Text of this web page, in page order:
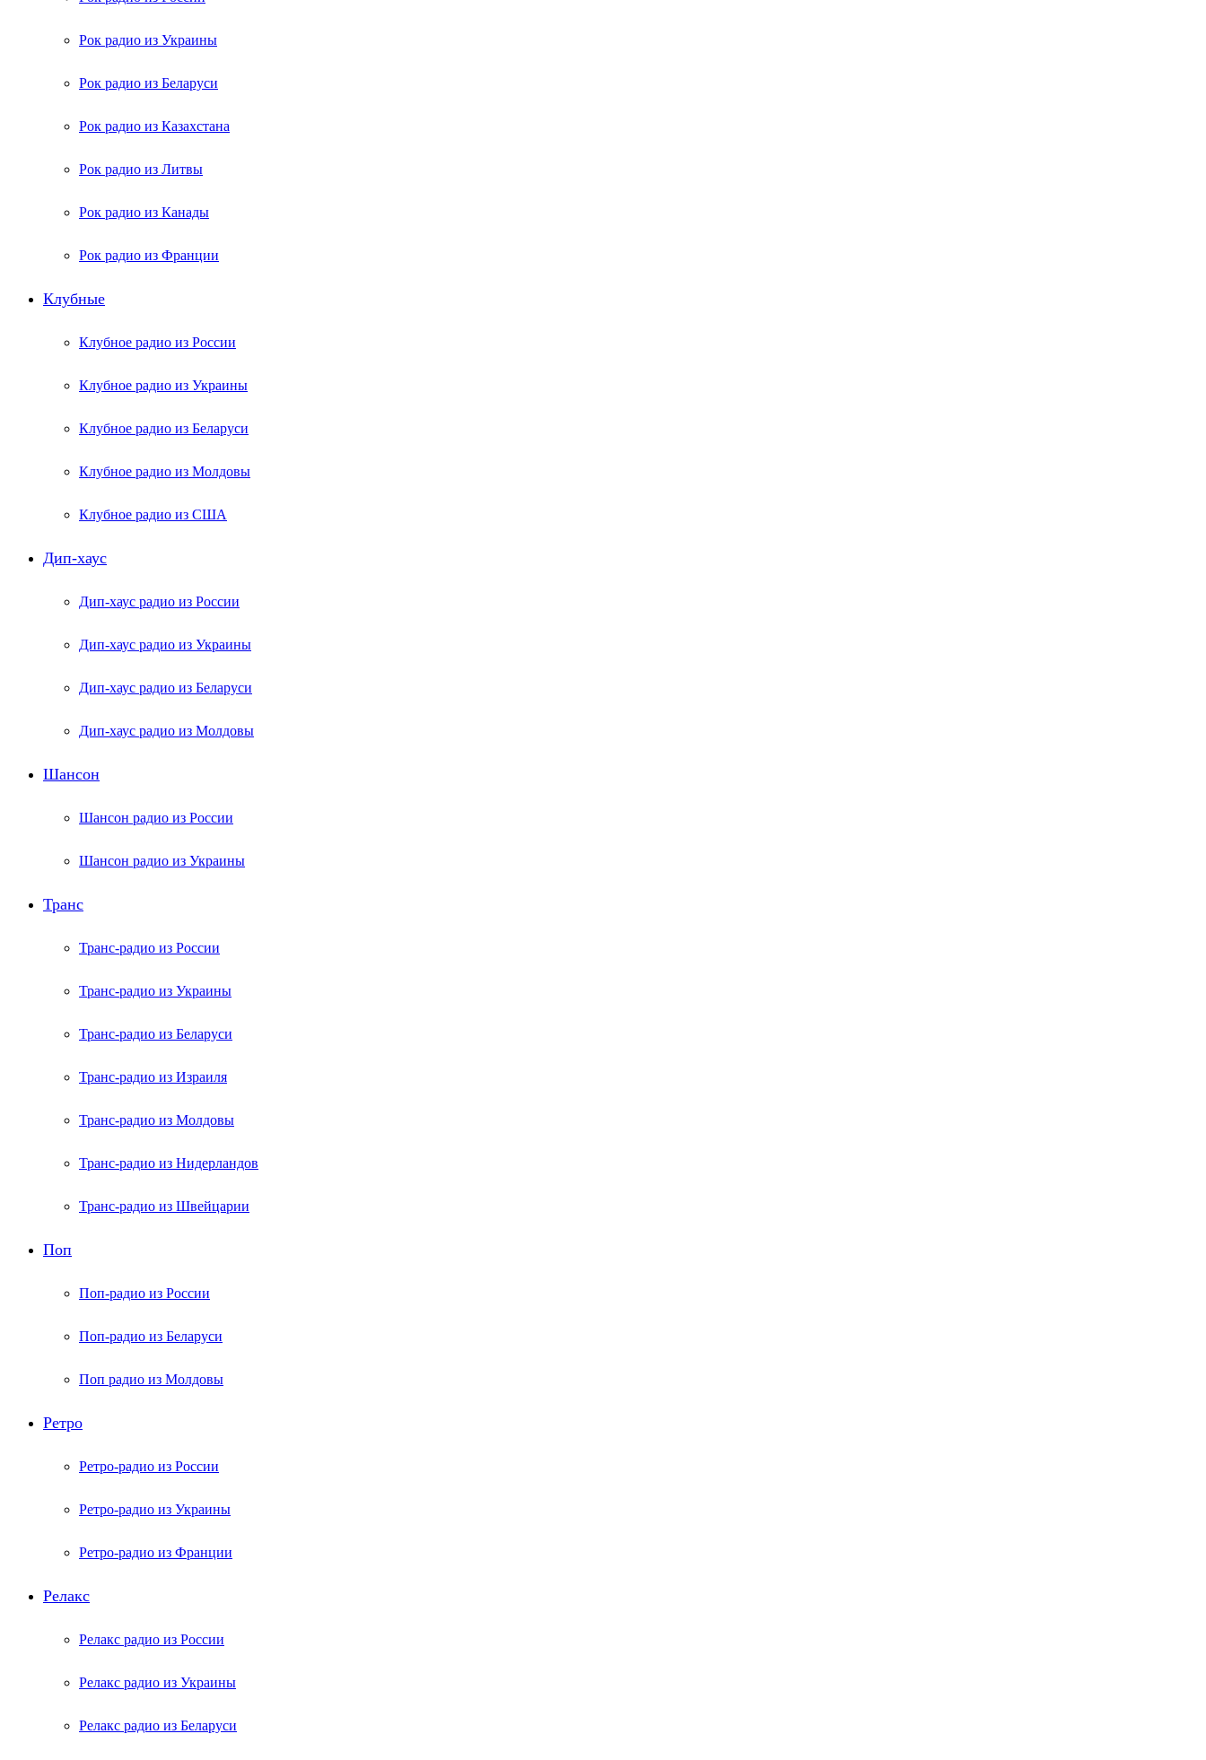
Рок радио из Украины
Рок радио из Беларуси
Рок радио из Казахстана
Рок радио из Литвы
Рок радио из Канады
Рок радио из Франции
Клубные
Клубное радио из России
Клубное радио из Украины
Клубное радио из Беларуси
Клубное радио из Молдовы
Клубное радио из США
Дип-хаус
Дип-хаус радио из России
Дип-хаус радио из Украины
Дип-хаус радио из Беларуси
Дип-хаус радио из Молдовы
Шансон
Шансон радио из России
Шансон радио из Украины
Транс
Транс-радио из России
Транс-радио из Украины
Транс-радио из Беларуси
Транс-радио из Израиля
Транс-радио из Молдовы
Транс-радио из Нидерландов
Транс-радио из Швейцарии
Поп
Поп-радио из России
Поп-радио из Беларуси
Поп радио из Молдовы
Ретро
Ретро-радио из России
Ретро-радио из Украины
Ретро-радио из Франции
Релакс
Релакс радио из России
Релакс радио из Украины
Релакс радио из Беларуси